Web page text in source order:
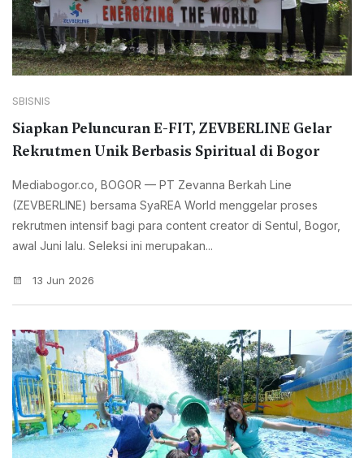
SBISNIS
Siapkan Peluncuran E-FIT, ZEVBERLINE Gelar
Rekrutmen Unik Berbasis Spiritual di Bogor
Mediabogor.co, BOGOR — PT Zevanna Berkah Line
(ZEVBERLINE) bersama SyaREA World menggelar proses
rekrutmen intensif bagi para content creator di Sentul, Bogor,
awal Juni lalu. Seleksi ini merupakan...
13 Jun 2026